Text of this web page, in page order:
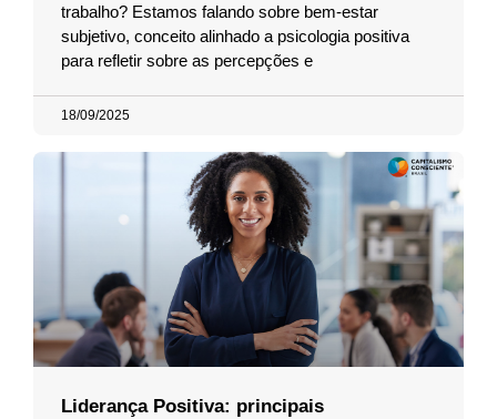
trabalho? Estamos falando sobre bem-estar
subjetivo, conceito alinhado a psicologia positiva
para refletir sobre as percepções e
18/09/2025
Liderança Positiva: principais